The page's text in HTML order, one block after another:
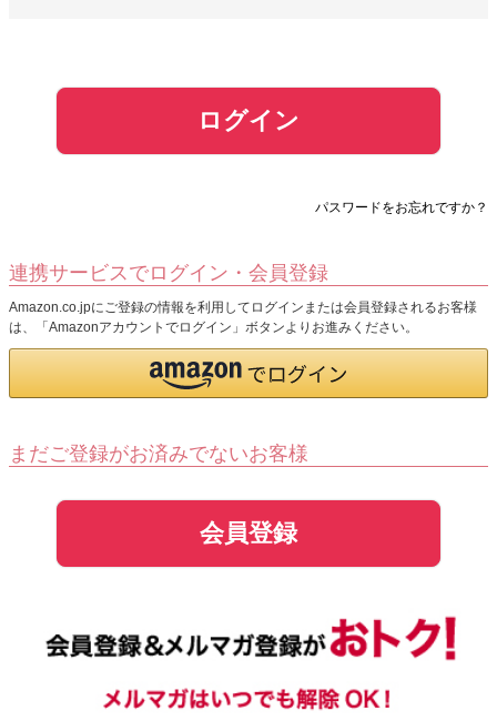
ログイン
パスワードをお忘れですか？
連携サービスでログイン・会員登録
Amazon.co.jpにご登録の情報を利用してログインまたは会員登録されるお客様
は、「Amazonアカウントでログイン」ボタンよりお進みください。
まだご登録がお済みでないお客様
会員登録